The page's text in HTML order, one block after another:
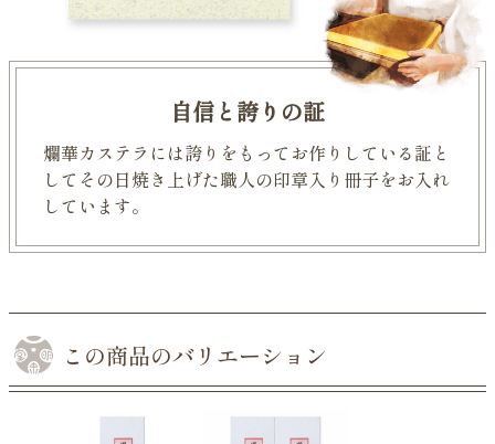
自信と誇りの証
爛華カステラには誇りをもってお作りしている証と
して その日焼き上げた職人の印章入り冊子をお入れ
しています。
この商品のバリエーション